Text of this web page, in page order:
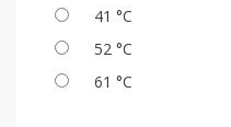
41 °C
52 °C
61 °C